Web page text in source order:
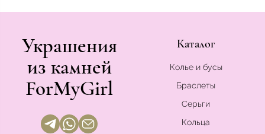
Украшения
из камней
ForMyGirl
Каталог
Колье и бусы
Браслеты
Серьги
Кольца